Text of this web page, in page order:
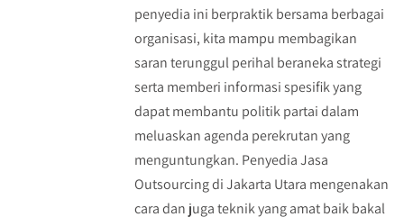
penyedia ini berpraktik bersama berbagai
organisasi, kita mampu membagikan
saran terunggul perihal beraneka strategi
serta memberi informasi spesifik yang
dapat membantu politik partai dalam
meluaskan agenda perekrutan yang
menguntungkan. Penyedia Jasa
Outsourcing di Jakarta Utara mengenakan
cara dan juga teknik yang amat baik bakal